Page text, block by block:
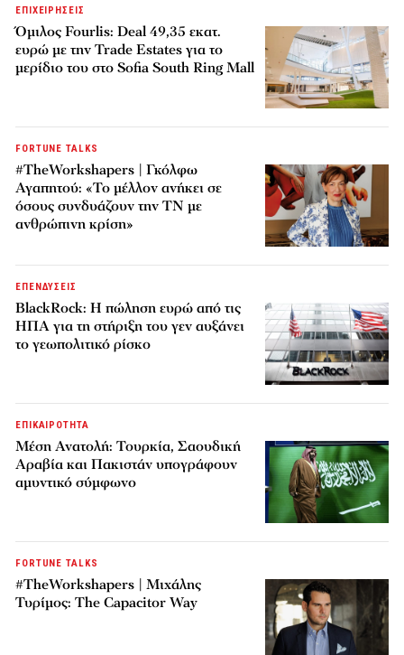
ΕΠΙΧΕΙΡΗΣΕΙΣ
Όμιλος Fourlis: Deal 49,35 εκατ.
ευρώ με την Trade Estates για το
μερίδιο του στο Sofia South Ring Mall
FORTUNE TALKS
#TheWorkshapers | Γκόλφω
Αγαπητού: «Το μέλλον ανήκει σε
όσους συνδυάζουν την ΤΝ με
ανθρώπινη κρίση»
ΕΠΕΝΔΥΣΕΙΣ
BlackRock: Η πώληση ευρώ από τις
ΗΠΑ για τη στήριξη του γεν αυξάνει
το γεωπολιτικό ρίσκο
ΕΠΙΚΑΙΡΟΤΗΤΑ
Μέση Ανατολή: Τουρκία, Σαουδική
Αραβία και Πακιστάν υπογράφουν
αμυντικό σύμφωνο
FORTUNE TALKS
#TheWorkshapers | Μιχάλης
Τυρίμος: The Capacitor Way